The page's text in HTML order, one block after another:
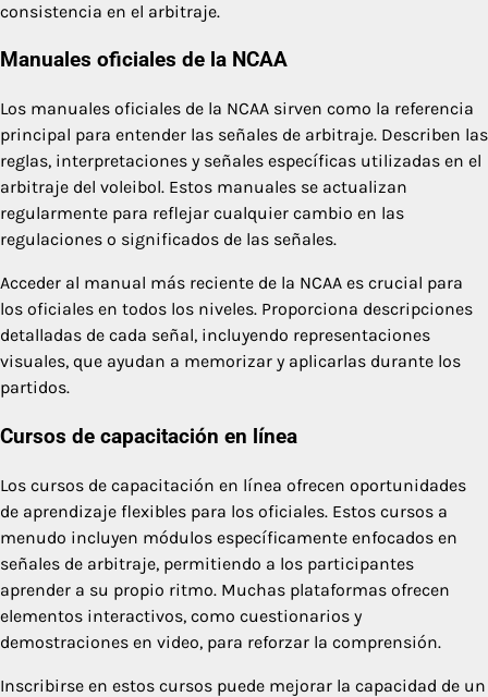
consistencia en el arbitraje.
Manuales oficiales de la NCAA
Los manuales oficiales de la NCAA sirven como la referencia
principal para entender las señales de arbitraje. Describen las
reglas, interpretaciones y señales específicas utilizadas en el
arbitraje del voleibol. Estos manuales se actualizan
regularmente para reflejar cualquier cambio en las
regulaciones o significados de las señales.
Acceder al manual más reciente de la NCAA es crucial para
los oficiales en todos los niveles. Proporciona descripciones
detalladas de cada señal, incluyendo representaciones
visuales, que ayudan a memorizar y aplicarlas durante los
partidos.
Cursos de capacitación en línea
Los cursos de capacitación en línea ofrecen oportunidades
de aprendizaje flexibles para los oficiales. Estos cursos a
menudo incluyen módulos específicamente enfocados en
señales de arbitraje, permitiendo a los participantes
aprender a su propio ritmo. Muchas plataformas ofrecen
elementos interactivos, como cuestionarios y
demostraciones en video, para reforzar la comprensión.
Inscribirse en estos cursos puede mejorar la capacidad de un